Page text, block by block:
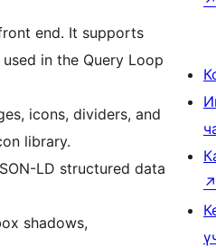
end. It supports
in the Query Loop
icons, dividers, and
library.
LD structured data
shadows,
↗